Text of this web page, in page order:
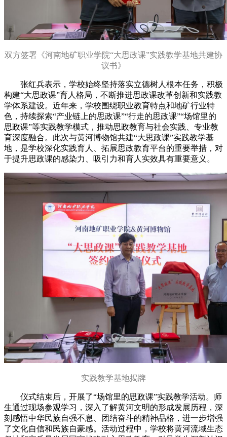
双方签署《河南地矿职业学院“大思政课”实践教学基地共建协
议书》
张红兵表示，学校始终坚持落实立德树人根本任务，积极
构建“大思政课”育人格局，不断推进思政课改革创新和实践教
学体系建设。近年来，学校围绕职业教育特点和地矿行业特
色，持续探索“产业链上的思政课”“行走的思政课”“场馆里的
思政课”等实践教学模式，推动思政教育与社会实践、专业教
育深度融合。此次与黄河博物馆共建“大思政课”实践教学基
地，是学校深化实践育人、拓展思政教育平台的重要举措，对
于提升思政课的感染力、吸引力和育人实效具有重要意义。
实践教学基地揭牌
仪式结束后，开展了“场馆里的思政课”实践教学活动。师
生通过现场参观学习，深入了解黄河文明的形成发展历程，深
刻感悟中华民族自强不息、团结奋斗的精神品格，进一步增强
了文化自信和民族自豪感。活动过程中，学校将黄河流域生态